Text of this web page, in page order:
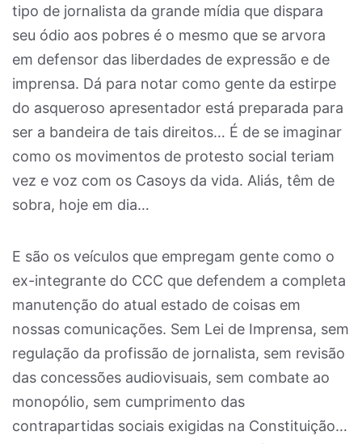
tipo de jornalista da grande mídia que dispara
seu ódio aos pobres é o mesmo que se arvora
em defensor das liberdades de expressão e de
imprensa. Dá para notar como gente da estirpe
do asqueroso apresentador está preparada para
ser a bandeira de tais direitos… É de se imaginar
como os movimentos de protesto social teriam
vez e voz com os Casoys da vida. Aliás, têm de
sobra, hoje em dia…
E são os veículos que empregam gente como o
ex-integrante do CCC que defendem a completa
manutenção do atual estado de coisas em
nossas comunicações. Sem Lei de Imprensa, sem
regulação da profissão de jornalista, sem revisão
das concessões audiovisuais, sem combate ao
monopólio, sem cumprimento das
contrapartidas sociais exigidas na Constituição…